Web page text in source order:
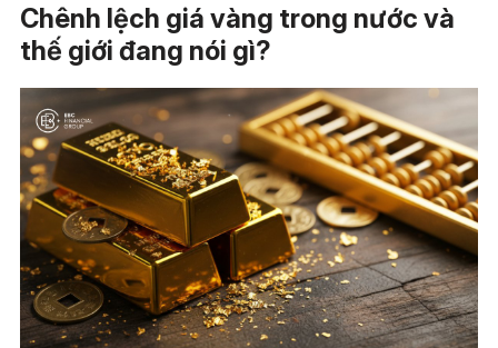
Chênh lệch giá vàng trong nước và
thế giới đang nói gì?